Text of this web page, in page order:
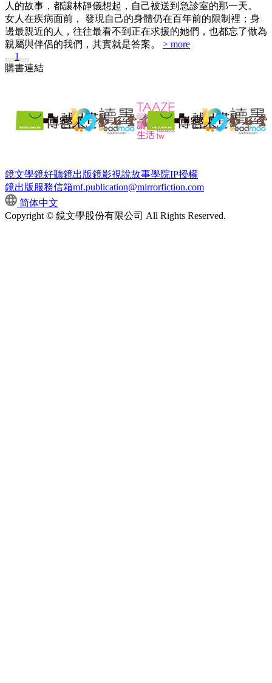
人的故事，都讓林靜儀想起，自己被送到急診室的那一天。
女人在疾病面前， 發現自己的身體仍在百年前的限制裡；身
邊最親近的人，往往最看不到正在求援的她們，也都忘了做為
親屬與伴侶的我們，其實就是答案。 > more
1
購書連結
鏡文學鏡好聽鏡出版鏡影視說故事學院IP授權
鏡出版服務信箱mf.publication@mirrorfiction.com
简体中文
Copyright © 鏡文學股份有限公司 All Rights Reserved.